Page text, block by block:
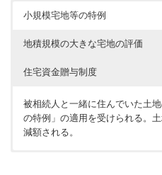
小規模宅地等の特例
地積規模の大きな宅地の評価
住宅資金贈与制度
被相続人と一緒に住んでいた土
の特例」の適用を受けられる。
減額される。